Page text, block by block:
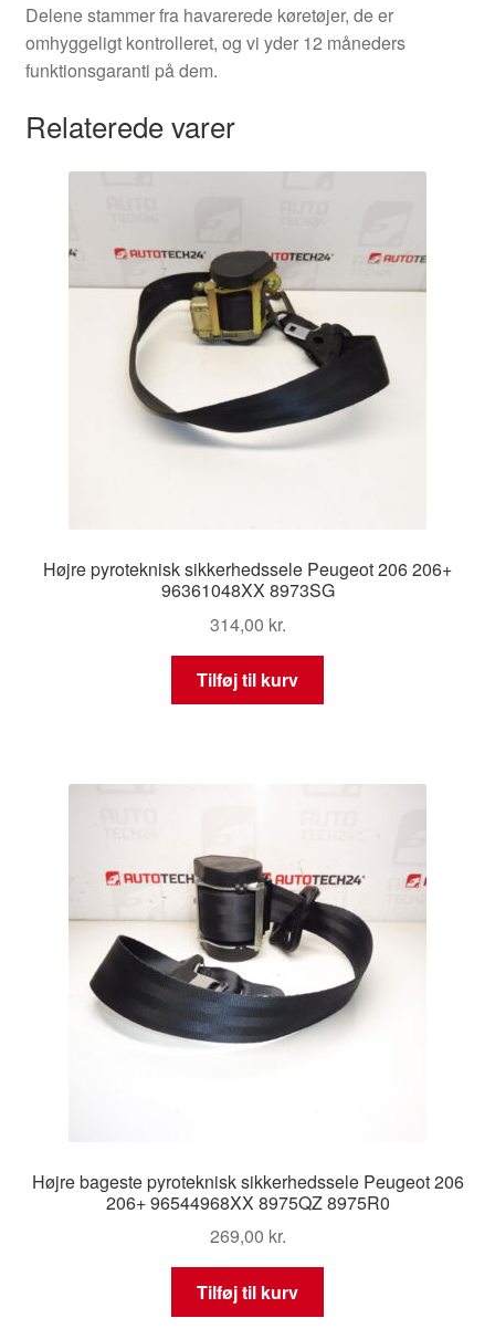
Delene stammer fra havarerede køretøjer, de er
omhyggeligt kontrolleret, og vi yder 12 måneders
funktionsgaranti på dem.
Relaterede varer
Højre pyroteknisk sikkerhedssele Peugeot 206 206+
96361048XX 8973SG
314,00 kr.
Tilføj til kurv
Højre bageste pyroteknisk sikkerhedssele Peugeot 206
206+ 96544968XX 8975QZ 8975R0
269,00 kr.
Tilføj til kurv